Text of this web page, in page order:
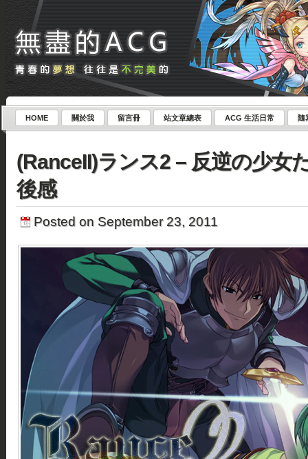
HOME 關於我 留言冊 站文章總表 ACG 生活日常 隨
(RanceII)ランス2 – 反逆の少女
後感
Posted on September 23, 2011